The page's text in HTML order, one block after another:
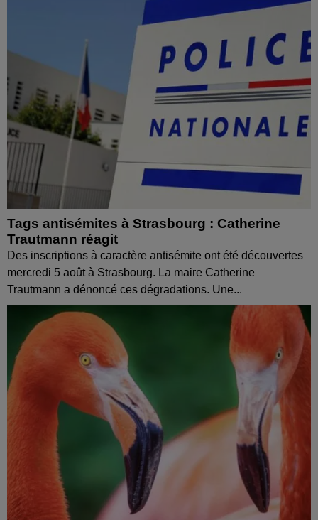
Tags antisémites à Strasbourg : Catherine
Trautmann réagit
Des inscriptions à caractère antisémite ont été découvertes
mercredi 5 août à Strasbourg. La maire Catherine
Trautmann a dénoncé ces dégradations. Une...